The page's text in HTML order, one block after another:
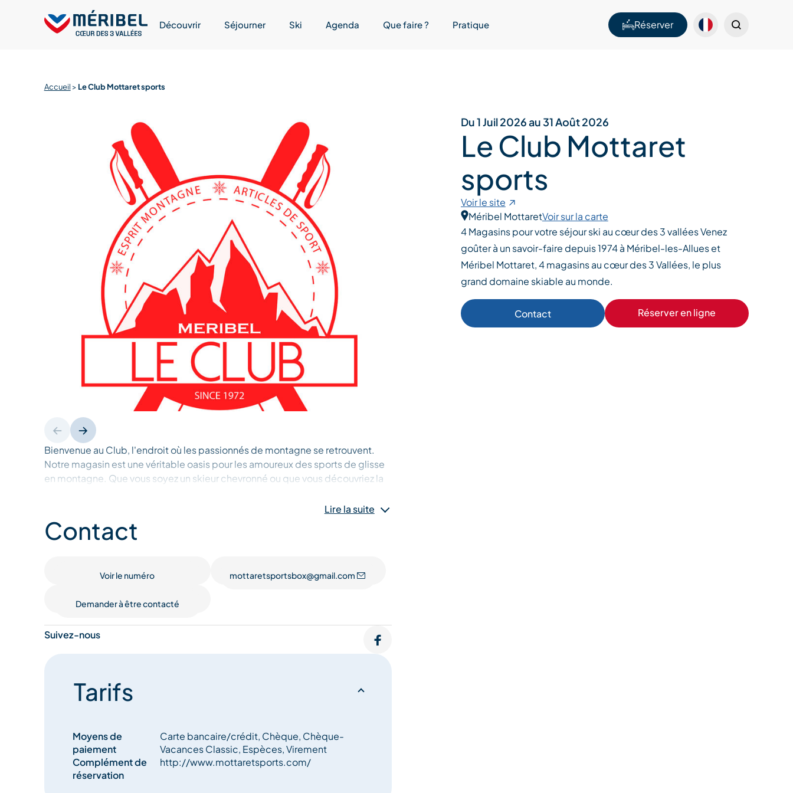
Découvrir Séjourner Ski Agenda Que faire ? Pratique Réserver
Accueil > Le Club Mottaret sports
Bienvenue au Club, l'endroit où les passionnés de montagne se retrouvent.
Notre magasin est une véritable oasis pour les amoureux des sports de glisse
en montagne. Que vous soyez un skieur chevronné ou que vous découvriez la
Notre sélection comprend du ski alpin, du ski de randonnée, du snowboard,
de la raquette, et du ski nordique, pour les grands et les petits. Pour les
familles, nous proposons des équipements pratiques tels que des porte-
d'équipements de sécurité et de protections, y compris des packs ARVA, des
montagne comme jamais auparavant !
Lire la suite
Contact
Voir le numéro mottaretsportsbox@gmail.com
Demander à être contacté
Suivez-nous
Tarifs
Moyens de
paiement
Carte bancaire/crédit, Chèque, Chèque-
Vacances Classic, Espèces, Virement
Complément de
réservation
http://www.mottaretsports.com/
Du 1 Juil 2026 au 31 Août 2026
Le Club Mottaret
sports
Voir le site
Méribel MottaretVoir sur la carte
4 Magasins pour votre séjour ski au cœur des 3 vallées Venez
goûter à un savoir-faire depuis 1974 à Méribel-les-Allues et
Méribel Mottaret, 4 magasins au cœur des 3 Vallées, le plus
grand domaine skiable au monde.
Contact Réserver en ligne